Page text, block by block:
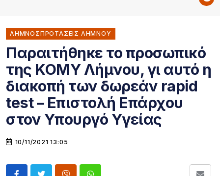
ΛΗΜΝΟΣΠΡΟΤΑΣΕΙΣ ΛΗΜΝΟΥ
Παραιτήθηκε το προσωπικό
της ΚΟΜΥ Λήμνου, γι αυτό η
διακοπή των δωρεάν rapid
test – Επιστολή Επάρχου
στον Υπουργό Υγείας
10/11/2021 13:05